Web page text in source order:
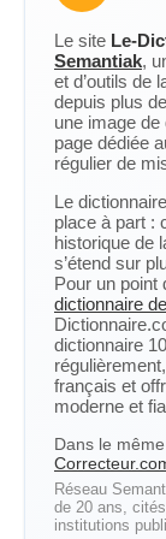
Le site Le-
Semantiak,
et d’outils de
depuis plus
une image de
page dédiée
régulier de
Le
place à part :
historique de
s’étend sur
Pour un point
dictionnaire
dictionnaire
français et
moderne et
Dans le
Réseau
de 20 ans,
institutions